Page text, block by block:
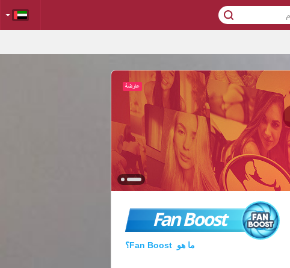
Fan Boost
ما هو Fan Boost؟